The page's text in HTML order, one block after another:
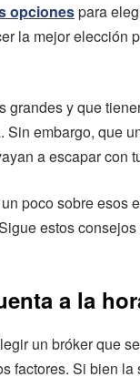
opcionespara
la mejor elección
grandes y que
Sin embargo, que
a escapar con
poco sobre esos
estos
a la
un bróker que
factores. Si bien